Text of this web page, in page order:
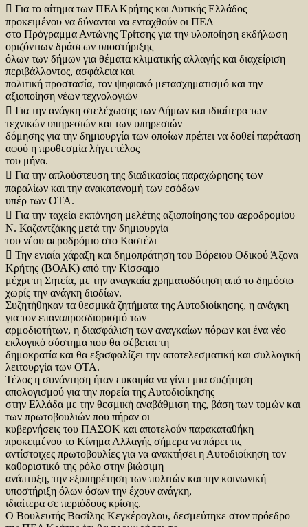
 Για το αίτημα των ΠΕΔ Κρήτης και Δυτικής Ελλάδος
προκειμένου να δύνανται να ενταχθούν οι ΠΕΔ
στο Πρόγραμμα Αντώνης Τρίτσης για την υλοποίηση εκδήλωση
οριζόντιων δράσεων υποστήριξης
όλων των δήμων για θέματα κλιματικής αλλαγής και διαχείριση
περιβάλλοντος, ασφάλεια και
πολιτική προστασία, τον ψηφιακό μετασχηματισμό και την
αξιοποίηση νέων τεχνολογιών
 Για την ανάγκη στελέχωσης των Δήμων και ιδιαίτερα των
τεχνικών υπηρεσιών και των υπηρεσιών
δόμησης για την δημιουργία των οποίων πρέπει να δοθεί παράταση
αφού η προθεσμία λήγει τέλος
του μήνα.
 Για την απλούστευση της διαδικασίας παραχώρησης των
παραλίων και την ανακατανομή των εσόδων
υπέρ των ΟΤΑ.
 Για την ταχεία εκπόνηση μελέτης αξιοποίησης του αεροδρομίου
Ν. Καζαντζάκης μετά την δημιουργία
του νέου αεροδρόμιο στο Καστέλι
 Την ενιαία χάραξη και δημοπράτηση του Βόρειου Οδικού Άξονα
Κρήτης (ΒΟΑΚ) από την Κίσσαμο
μέχρι τη Σητεία, με την αναγκαία χρηματοδότηση από το δημόσιο
χωρίς την ανάγκη διοδίων.
Συζητήθηκαν τα θεσμικά ζητήματα της Αυτοδιοίκησης, η ανάγκη
για τον επαναπροσδιορισμό των
αρμοδιοτήτων, η διασφάλιση των αναγκαίων πόρων και ένα νέο
εκλογικό σύστημα που θα σέβεται τη
δημοκρατία και θα εξασφαλίζει την αποτελεσματική και συλλογική
λειτουργία των ΟΤΑ.
Τέλος η συνάντηση ήταν ευκαιρία να γίνει μια συζήτηση
απολογισμού για την πορεία της Αυτοδιοίκησης
στην Ελλάδα με την θεσμική αναβάθμιση της, βάση των τομών και
των πρωτοβουλιών που πήραν οι
κυβερνήσεις του ΠΑΣΟΚ και αποτελούν παρακαταθήκη
προκειμένου το Κίνημα Αλλαγής σήμερα να πάρει τις
αντίστοιχες πρωτοβουλίες για να ανακτήσει η Αυτοδιοίκηση τον
καθοριστικό της ρόλο στην βιώσιμη
ανάπτυξη, την εξυπηρέτηση των πολιτών και την κοινωνική
υποστήριξη όλων όσων την έχουν ανάγκη,
ιδιαίτερα σε περιόδους κρίσης.
Ο Βουλευτής Βασίλης Κεγκέρογλου, δεσμεύτηκε στον πρόεδρο